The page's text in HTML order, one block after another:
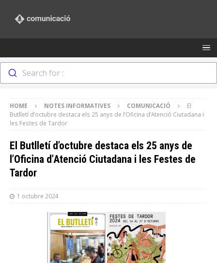
Search for :
HOME NOTES INFORMATIVES COMUNICACIÓ
El
Butlletí d’octubre destaca els 25 anys de l’Oficina d’Atenció Ciutadana i
les Festes de Tardor
El Butlletí d’octubre destaca els 25 anys de
l’Oficina d’Atenció Ciutadana i les Festes de
Tardor
1 octubre 2024